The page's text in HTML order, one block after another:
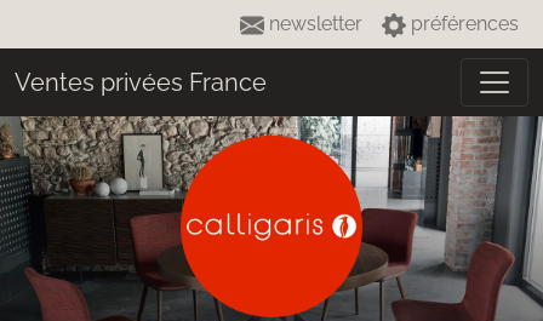
newsletter préférences
Ventes privées France